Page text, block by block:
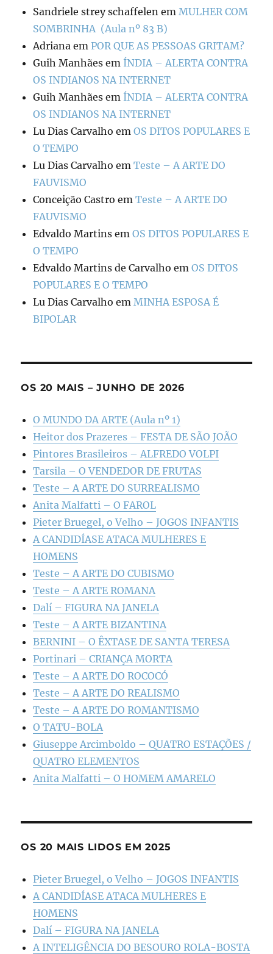
Sandriele strey schaffelen em MULHER COM
SOMBRINHA (Aula nº 83 B)
Adriana em POR QUE AS PESSOAS GRITAM?
Guih Manhães em ÍNDIA – ALERTA CONTRA
OS INDIANOS NA INTERNET
Guih Manhães em ÍNDIA – ALERTA CONTRA
OS INDIANOS NA INTERNET
Lu Dias Carvalho emOS DITOS POPULARES E
O TEMPO
Lu Dias Carvalho emTeste – A ARTE DO
FAUVISMO
Conceição Castro emTeste – A ARTE DO
FAUVISMO
Edvaldo Martins emOS DITOS POPULARES E
O TEMPO
Edvaldo Martins de Carvalho emOS DITOS
POPULARES E O TEMPO
Lu Dias Carvalho em MINHA ESPOSA É
BIPOLAR
OS 20 MAIS – JUNHO DE 2026
O MUNDO DA ARTE (Aula nº 1)
Heitor dos Prazeres – FESTA DE SÃO JOÃO
Pintores Brasileiros – ALFREDO VOLPI
Tarsila – O VENDEDOR DE FRUTAS
Teste – A ARTE DO SURREALISMO
Anita Malfatti – O FAROL
Pieter Bruegel, o Velho – JOGOS INFANTIS
A CANDIDÍASE ATACA MULHERES E
HOMENS
Teste – A ARTE DO CUBISMO
Teste – A ARTE ROMANA
Dalí – FIGURA NA JANELA
Teste – A ARTE BIZANTINA
BERNINI – O ÊXTASE DE SANTA TERESA
Portinari – CRIANÇA MORTA
Teste – A ARTE DO ROCOCÓ
Teste – A ARTE DO REALISMO
Teste – A ARTE DO ROMANTISMO
O TATU-BOLA
Giuseppe Arcimboldo – QUATRO ESTAÇÕES /
QUATRO ELEMENTOS
Anita Malfatti – O HOMEM AMARELO
OS 20 MAIS LIDOS EM 2025
Pieter Bruegel, o Velho – JOGOS INFANTIS
A CANDIDÍASE ATACA MULHERES E
HOMENS
Dalí – FIGURA NA JANELA
A INTELIGÊNCIA DO BESOURO ROLA-BOSTA